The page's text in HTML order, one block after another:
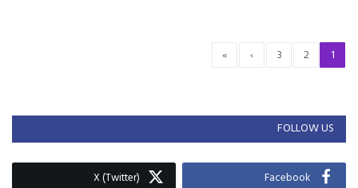
1
2
3
›
»
FOLLOW US
Facebook
X (Twitter)